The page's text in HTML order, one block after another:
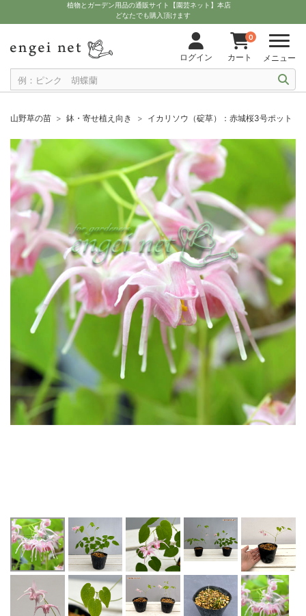
植物とガーデン用品の通販サイト【園芸ネット】本店
どなたでも購入頂けます
ログイン
0
カート メニュー
山野草の苗 鉢・寄せ植え向き イカリソウ（碇草）：赤城桜3号ポット